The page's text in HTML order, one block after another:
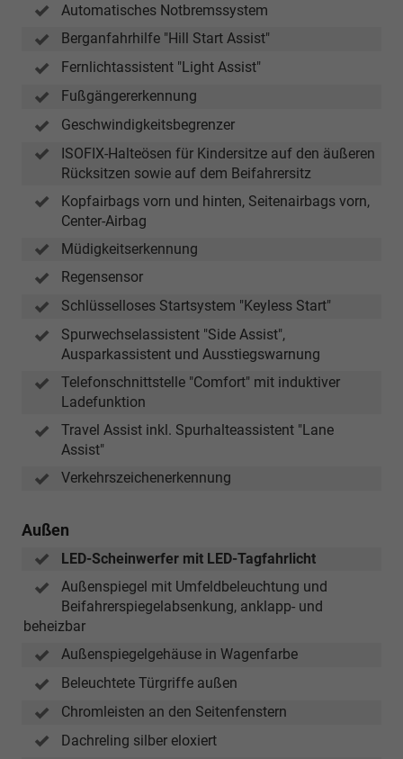
Automatisches Notbremssystem
Berganfahrhilfe "Hill Start Assist"
Fernlichtassistent "Light Assist"
Fußgängererkennung
Geschwindigkeitsbegrenzer
ISOFIX-Halteösen für Kindersitze auf den äußeren
Rücksitzen sowie auf dem Beifahrersitz
Kopfairbags vorn und hinten, Seitenairbags vorn,
Center-Airbag
Müdigkeitserkennung
Regensensor
Schlüsselloses Startsystem "Keyless Start"
Spurwechselassistent "Side Assist",
Ausparkassistent und Ausstiegswarnung
Telefonschnittstelle "Comfort" mit induktiver
Ladefunktion
Travel Assist inkl. Spurhalteassistent "Lane
Assist"
Verkehrszeichenerkennung
Außen
LED-Scheinwerfer mit LED-Tagfahrlicht
Außenspiegel mit Umfeldbeleuchtung und
Beifahrerspiegelabsenkung, anklapp- und
beheizbar
Außenspiegelgehäuse in Wagenfarbe
Beleuchtete Türgriffe außen
Chromleisten an den Seitenfenstern
Dachreling silber eloxiert